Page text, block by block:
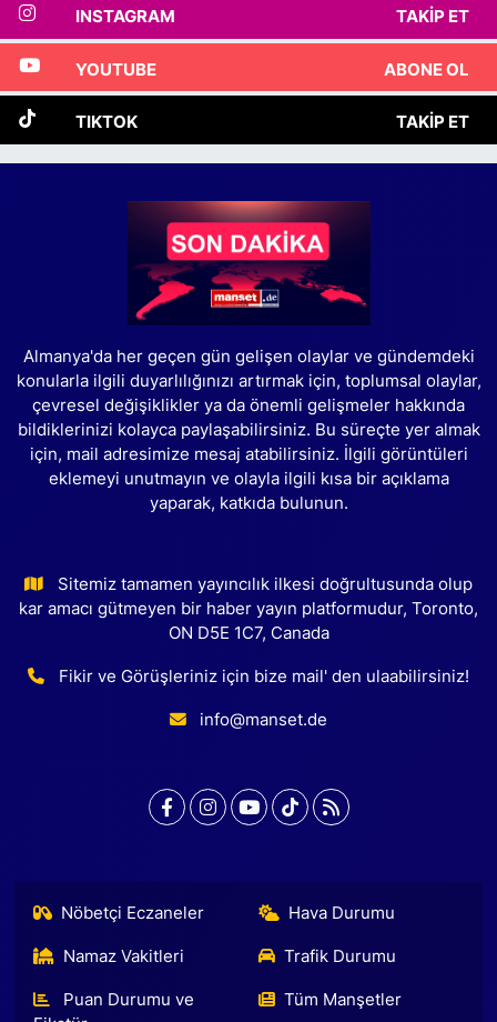
INSTAGRAM TAKIP ET
YOUTUBE ABONE OL
TIKTOK TAKIP ET
Almanya'da her geçen gün gelişen olaylar ve gündemdeki
konularla ilgili duyarlılığınızı artırmak için, toplumsal olaylar,
çevresel değişiklikler ya da önemli gelişmeler hakkında
bildiklerinizi kolayca paylaşabilirsiniz. Bu süreçte yer almak
için, mail adresimize mesaj atabilirsiniz. İlgili görüntüleri
eklemeyi unutmayın ve olayla ilgili kısa bir açıklama
yaparak, katkıda bulunun.
Sitemiz tamamen yayıncılık ilkesi doğrultusunda olup
kar amacı gütmeyen bir haber yayın platformudur, Toronto,
ON D5E 1C7, Canada
Fikir ve Görüşleriniz için bize mail' den ulaabilirsiniz!
info@manset.de
Nöbetçi Eczaneler Hava Durumu
Namaz Vakitleri Trafik Durumu
Puan Durumu ve
Tüm Manşetler